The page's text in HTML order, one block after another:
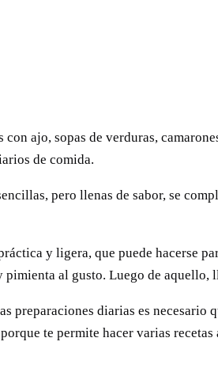
con ajo, sopas de verduras,
de comida.
pero llenas de sabor, se
y ligera, que puede hacerse
pimienta al gusto. Luego de aquello,
preparaciones diarias es
te permite hacer varias